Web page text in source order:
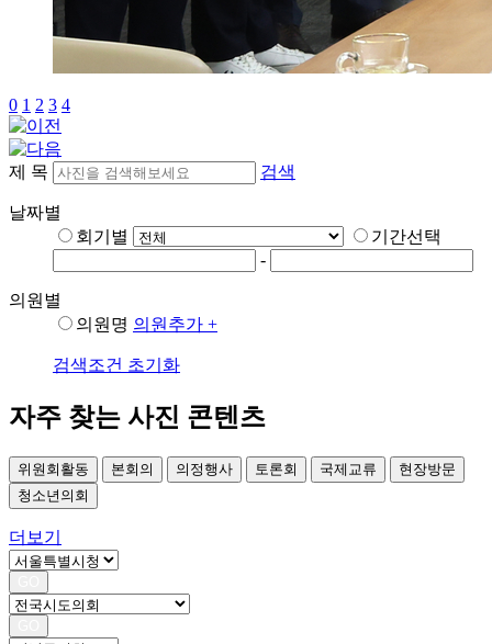
0 1 2 3 4
제 목 검색
날짜별
회기별
기간선택
-
의원별
의원명 의원추가 +
검색조건 초기화
자주 찾는 사진 콘텐츠
위원회활동 본회의 의정행사 토론회 국제교류
현장방문
청소년의회
더보기